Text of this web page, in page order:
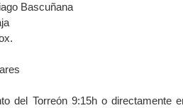
Bascuñana
del Torreón 9:15h o directamente